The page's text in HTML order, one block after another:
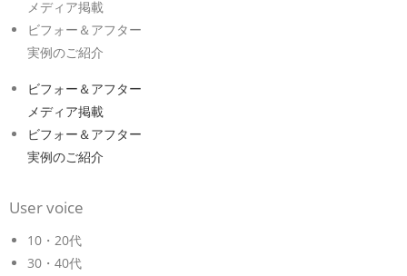
メディア掲載
ビフォー＆アフター
実例のご紹介
ビフォー＆アフター
メディア掲載
ビフォー＆アフター
実例のご紹介
User voice
10・20代
30・40代